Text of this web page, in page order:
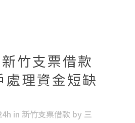
新竹支票借款
處理資金短缺
in 新竹支票借款 by 三